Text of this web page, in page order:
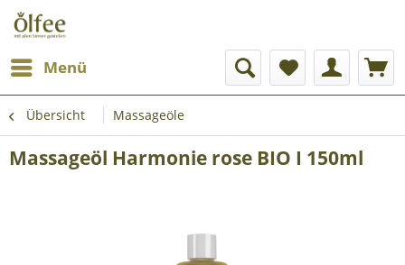
Menü
Übersicht Massageöle
Massageöl Harmonie rose BIO I 150ml